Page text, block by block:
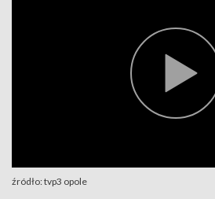
źródło: tvp3 opole